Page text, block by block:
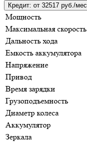
Кредит: от 32517 руб./мес.
Мощность
Максимальная скорость
Дальность хода
Емкость аккумулятора
Напряжение
Привод
Время зарядки
Грузоподъемность
Диаметр колеса
Аккумулятор
Зеркала